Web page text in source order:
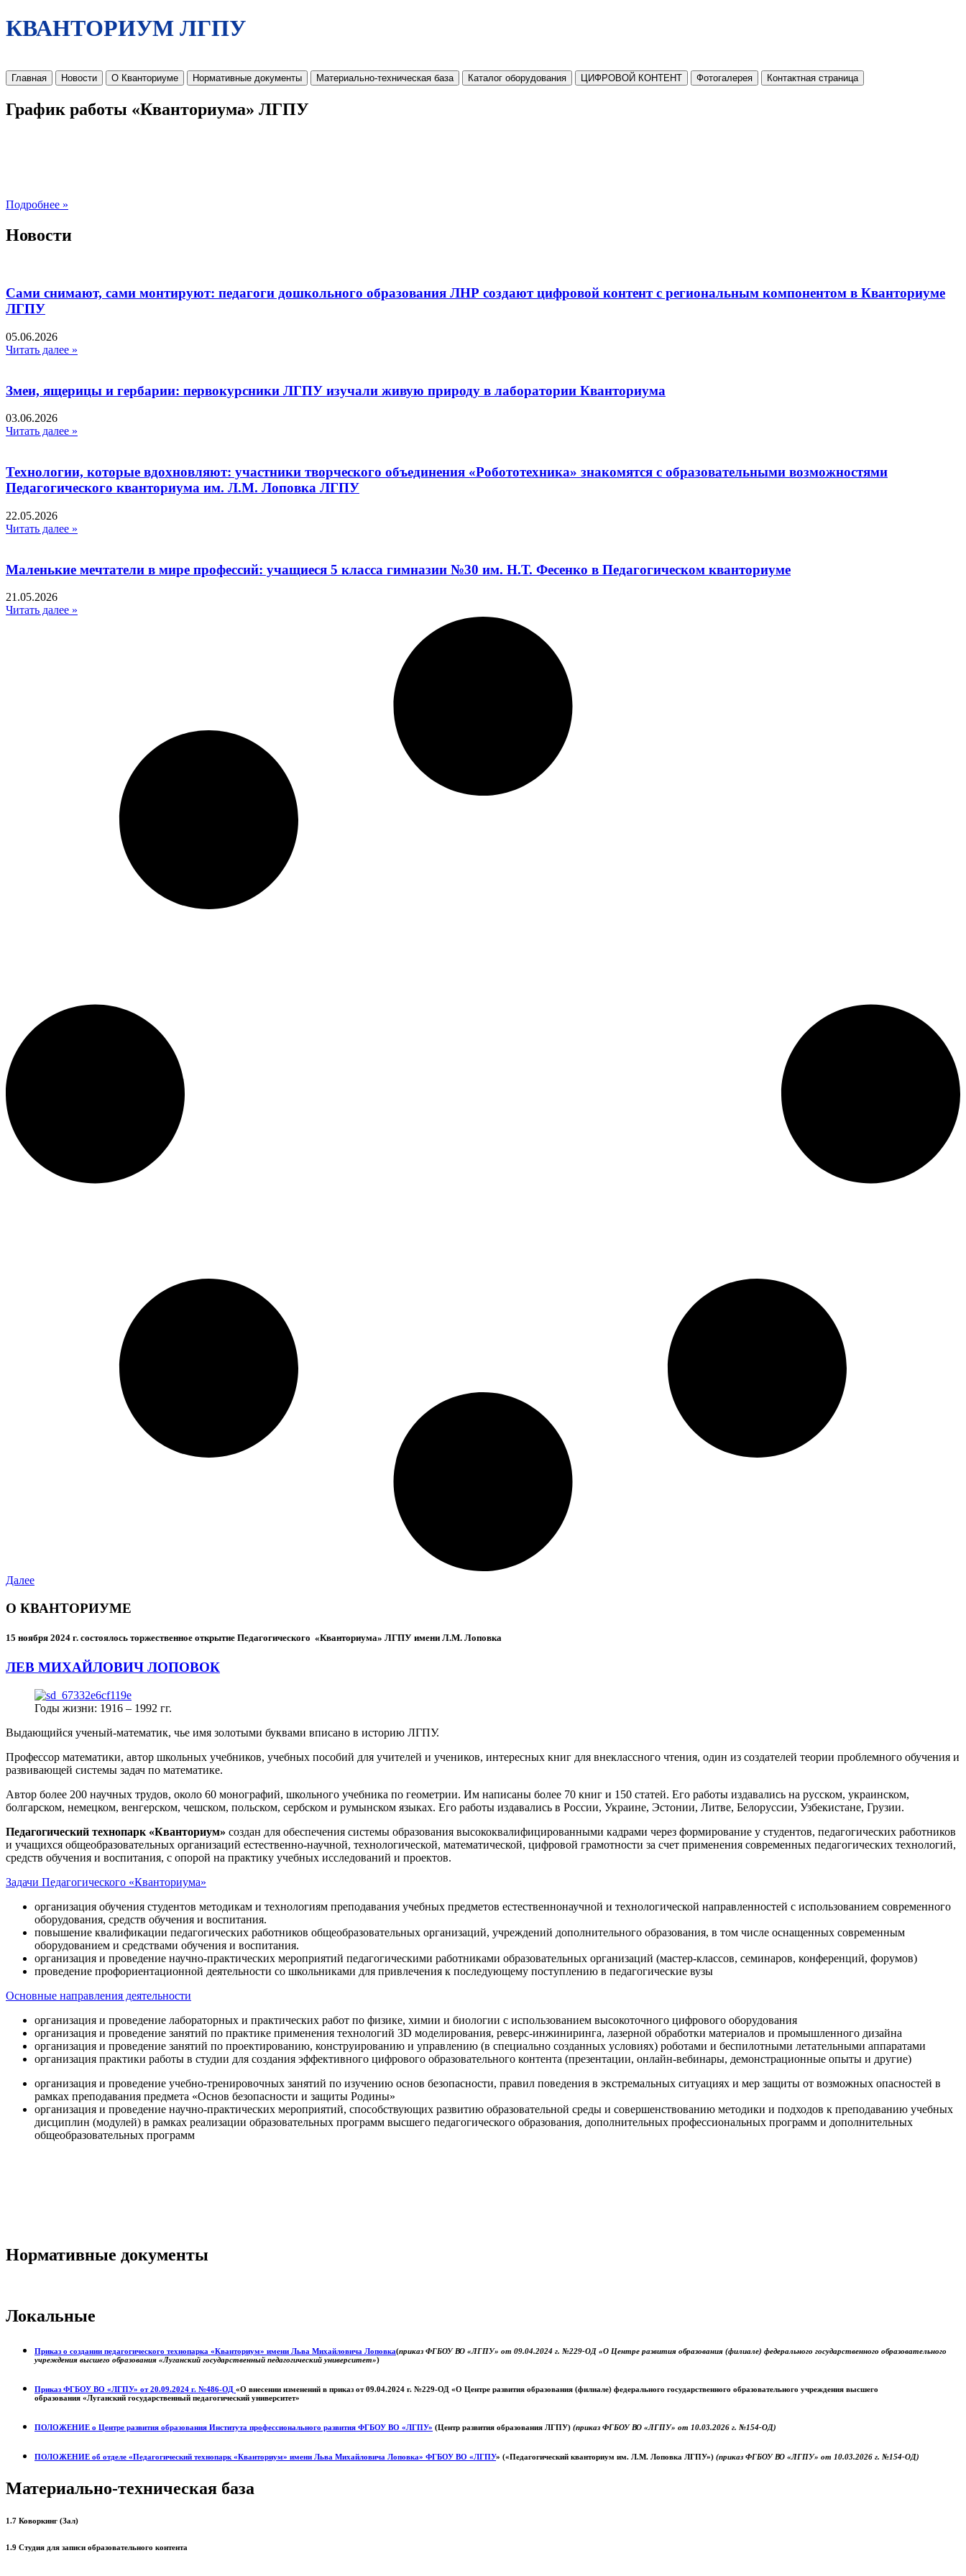
КВАНТОРИУМ ЛГПУ
Главная Новости О Кванториуме Нормативные документы Материально-техническая база Каталог оборудования ЦИФРОВОЙ КОНТЕНТ Фотогалерея Контактная страница
График работы «Кванториума» ЛГПУ
Подробнее »
Новости
Сами снимают, сами монтируют: педагоги дошкольного образования ЛНР создают цифровой контент с региональным компонентом в Кванториуме
ЛГПУ​
05.06.2026
Читать далее »
Змеи, ящерицы и гербарии: первокурсники ЛГПУ изучали живую природу в лаборатории Кванториума
03.06.2026
Читать далее »
Технологии, которые вдохновляют: участники творческого объединения «Робототехника» знакомятся с образовательными возможностями
Педагогического кванториума им. Л.М. Лоповка ЛГПУ
22.05.2026
Читать далее »
Маленькие мечтатели в мире профессий: учащиеся 5 класса гимназии №30 им. Н.Т. Фесенко в Педагогическом кванториуме
21.05.2026
Читать далее »
Далее
О КВАНТОРИУМЕ
15 ноября 2024 г. состоялось торжественное открытие Педагогического «Кванториума» ЛГПУ имени Л.М. Лоповка
ЛЕВ МИХАЙЛОВИЧ ЛОПОВОК
Годы жизни: 1916 – 1992 гг.
Выдающийся ученый-математик, чье имя золотыми буквами вписано в историю ЛГПУ.
Профессор математики, автор школьных учебников, учебных пособий для учителей и учеников, интересных книг для внеклассного чтения, один из создателей теории проблемного обучения и
развивающей системы задач по математике.
Автор более 200 научных трудов, около 60 монографий, школьного учебника по геометрии. Им написаны более 70 книг и 150 статей. Его работы издавались на русском, украинском,
болгарском, немецком, венгерском, чешском, польском, сербском и румынском языках. Его работы издавались в России, Украине, Эстонии, Литве, Белоруссии, Узбекистане, Грузии.
Педагогический технопарк «Кванториум» создан для обеспечения системы образования высококвалифицированными кадрами через формирование у студентов, педагогических работников
и учащихся общеобразовательных организаций естественно-научной, технологической, математической, цифровой грамотности за счет применения современных педагогических технологий,
средств обучения и воспитания, с опорой на практику учебных исследований и проектов.
Задачи Педагогического «Кванториума»
организация обучения студентов методикам и технологиям преподавания учебных предметов естественнонаучной и технологической направленностей с использованием современного
оборудования, средств обучения и воспитания.
повышение квалификации педагогических работников общеобразовательных организаций, учреждений дополнительного образования, в том числе оснащенных современным
оборудованием и средствами обучения и воспитания.
организация и проведение научно-практических мероприятий педагогическими работниками образовательных организаций (мастер-классов, семинаров, конференций, форумов)
проведение профориентационной деятельности со школьниками для привлечения к последующему поступлению в педагогические вузы
Основные направления деятельности
организация и проведение лабораторных и практических работ по физике, химии и биологии с использованием высокоточного цифрового оборудования
организация и проведение занятий по практике применения технологий 3D моделирования, реверс-инжиниринга, лазерной обработки материалов и промышленного дизайна
организация и проведение занятий по проектированию, конструированию и управлению (в специально созданных условиях) роботами и беспилотными летательными аппаратами
организация практики работы в студии для создания эффективного цифрового образовательного контента (презентации, онлайн-вебинары, демонстрационные опыты и другие)
организация и проведение учебно-тренировочных занятий по изучению основ безопасности, правил поведения в экстремальных ситуациях и мер защиты от возможных опасностей в
рамках преподавания предмета «Основ безопасности и защиты Родины»
организация и проведение научно-практических мероприятий, способствующих развитию образовательной среды и совершенствованию методики и подходов к преподаванию учебных
дисциплин (модулей) в рамках реализации образовательных программ высшего педагогического образования, дополнительных профессиональных программ и дополнительных
общеобразовательных программ
Нормативные документы
Локальные
Приказ о создании педагогического технопарка «Кванториум» имени Льва Михайловича Лоповка(приказ ФГБОУ ВО «ЛГПУ» от 09.04.2024 г. №229-ОД «О Центре развития образования (филиале) федерального государственного образовательного
учреждения высшего образования «Луганский государственный педагогический университет»)
Приказ ФГБОУ ВО «ЛГПУ» от 20.09.2024 г. №486-ОД «О внесении изменений в приказ от 09.04.2024 г. №229-ОД «О Центре развития образования (филиале) федерального государственного образовательного учреждения высшего
образования «Луганский государственный педагогический университет»
ПОЛОЖЕНИЕ о Центре развития образования Института профессионального развития ФГБОУ ВО «ЛГПУ» (Центр развития образования ЛГПУ) (приказ ФГБОУ ВО «ЛГПУ» от 10.03.2026 г. №154-ОД)
ПОЛОЖЕНИЕ об отделе «Педагогический технопарк «Кванториум» имени Льва Михайловича Лоповка» ФГБОУ ВО «ЛГПУ» («Педагогический кванториум им. Л.М. Лоповка ЛГПУ») (приказ ФГБОУ ВО «ЛГПУ» от 10.03.2026 г. №154-ОД)
Материально-техническая база
1.7 Коворкинг (Зал)
1.9 Студия для записи образовательного контента